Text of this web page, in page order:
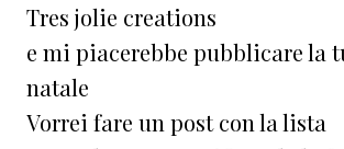
Tres jolie creations
e mi piacerebbe pubblicare la
natale
Vorrei fare un post con la lista